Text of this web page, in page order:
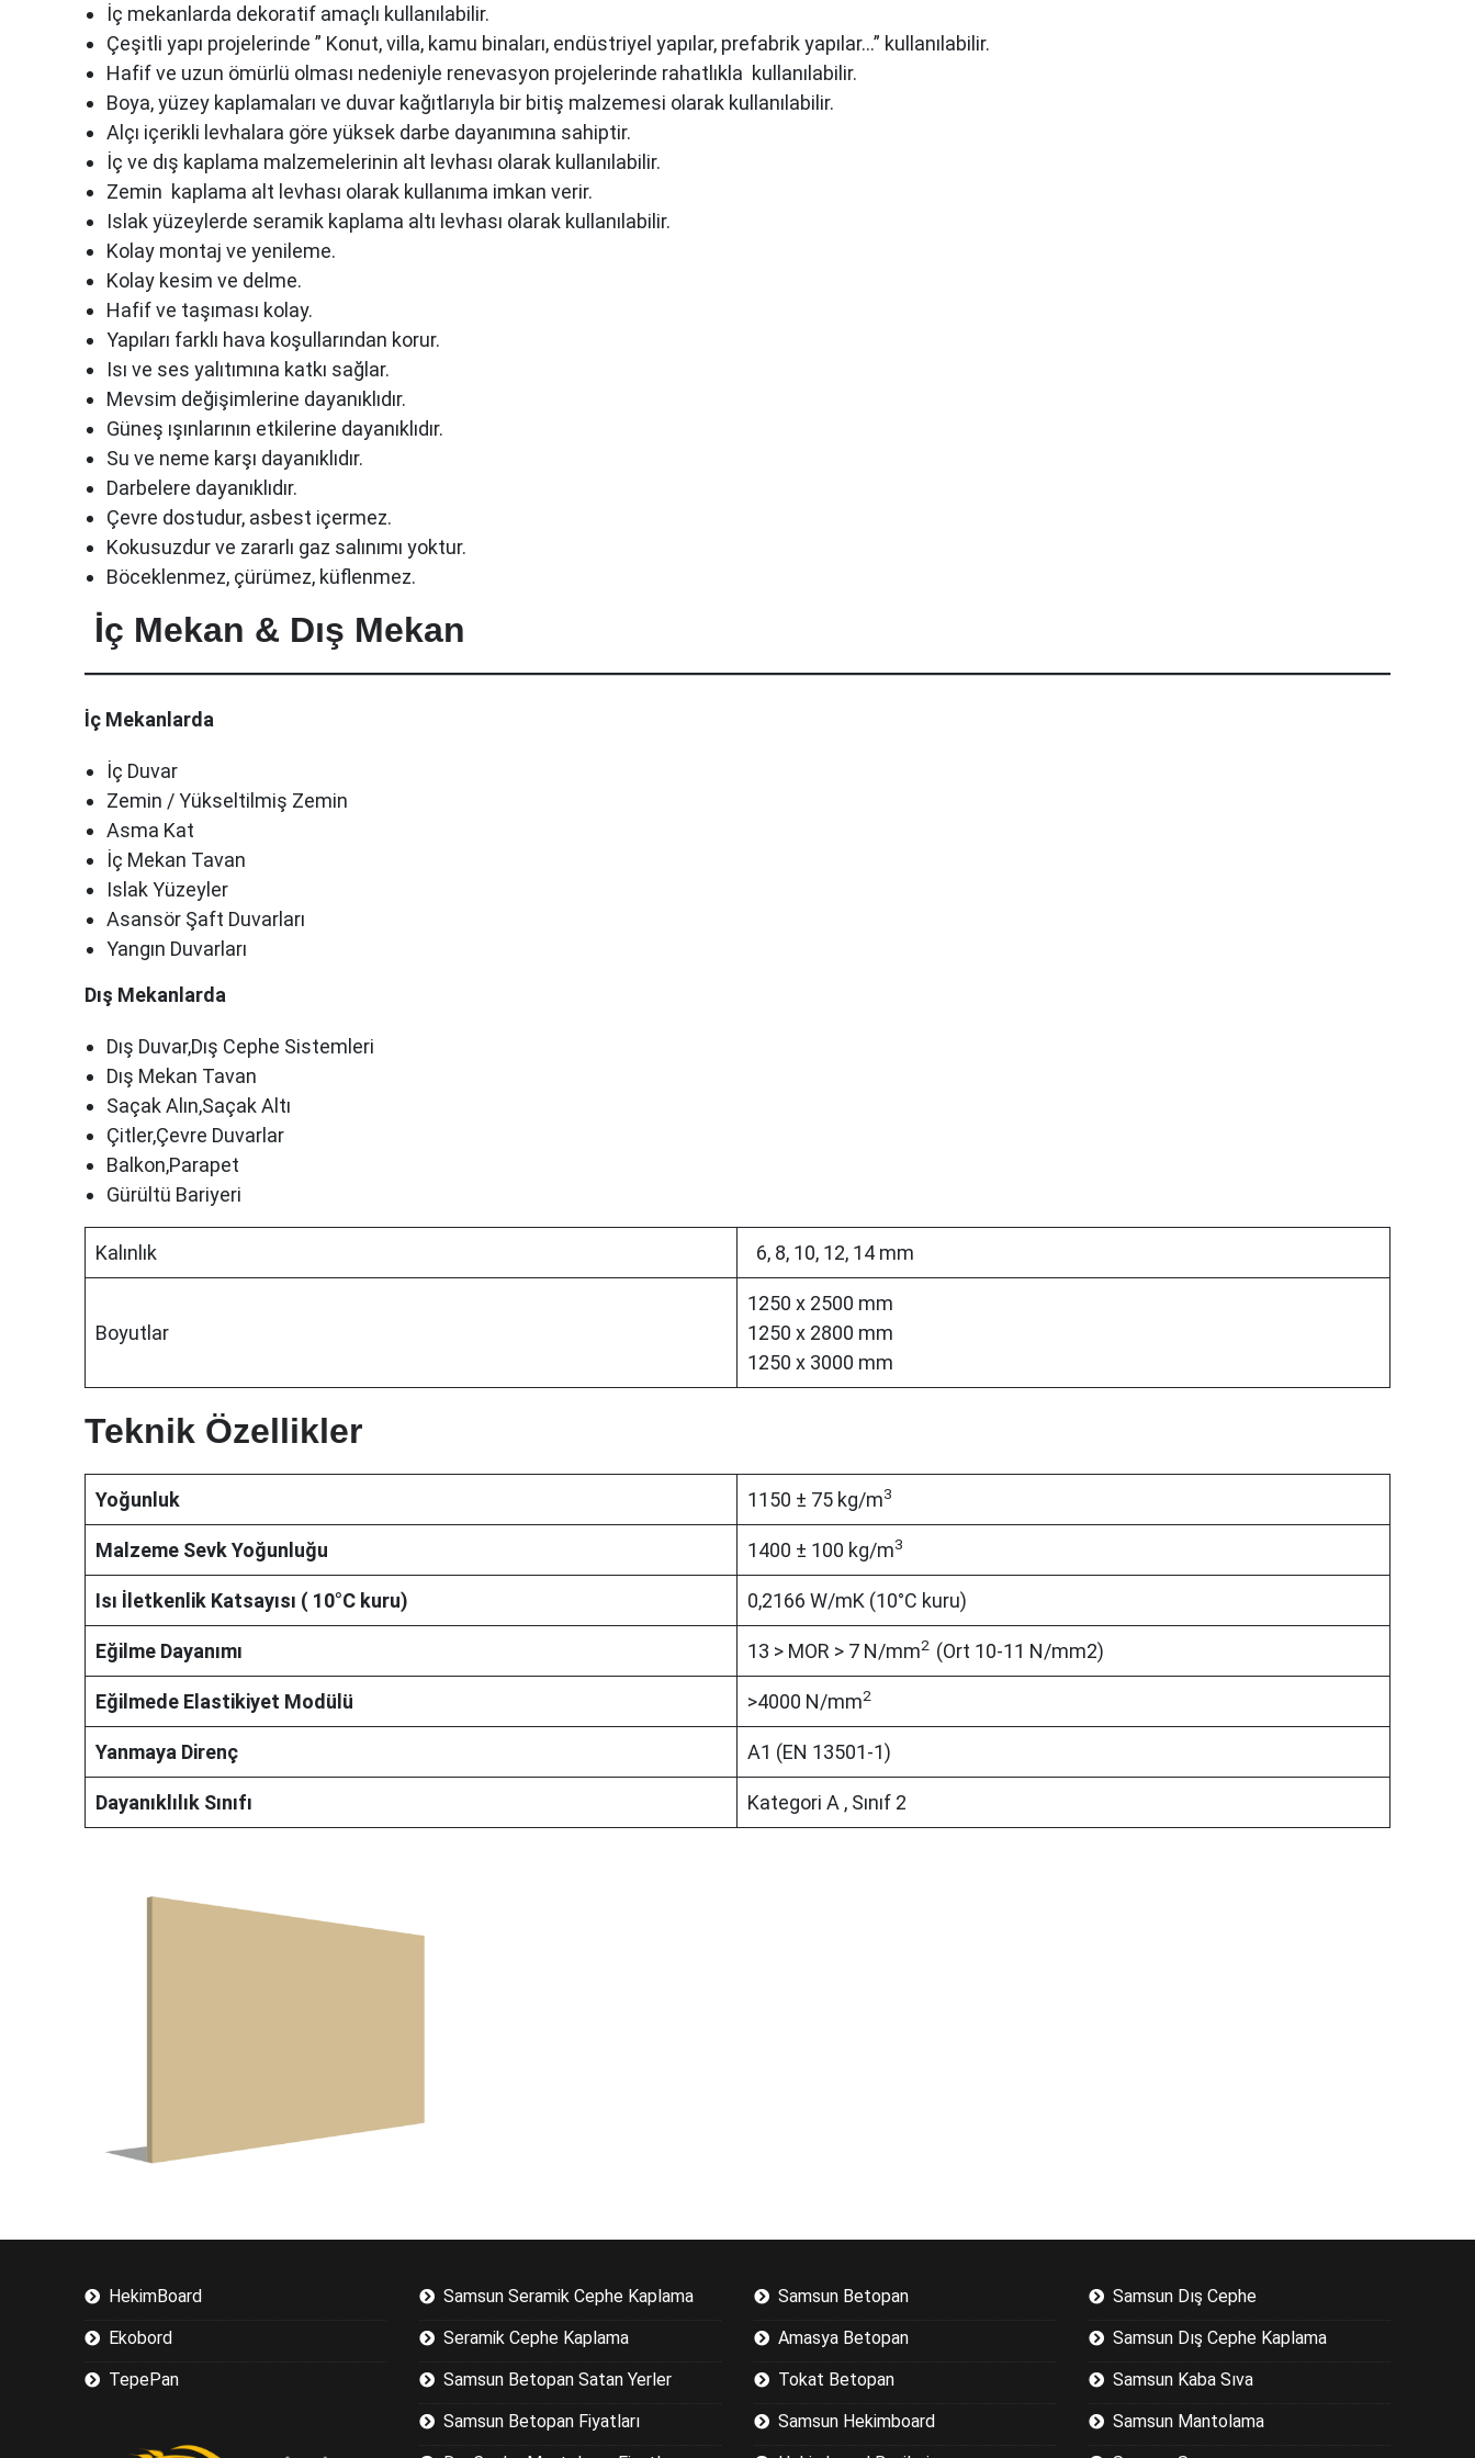
İç mekanlarda dekoratif amaçlı kullanılabilir.
Çeşitli yapı projelerinde ” Konut, villa, kamu binaları, endüstriyel yapılar, prefabrik yapılar…” kullanılabilir.
Hafif ve uzun ömürlü olması nedeniyle renevasyon projelerinde rahatlıkla kullanılabilir.
Boya, yüzey kaplamaları ve duvar kağıtlarıyla bir bitiş malzemesi olarak kullanılabilir.
Alçı içerikli levhalara göre yüksek darbe dayanımına sahiptir.
İç ve dış kaplama malzemelerinin alt levhası olarak kullanılabilir.
Zemin kaplama alt levhası olarak kullanıma imkan verir.
Islak yüzeylerde seramik kaplama altı levhası olarak kullanılabilir.
Kolay montaj ve yenileme.
Kolay kesim ve delme.
Hafif ve taşıması kolay.
Yapıları farklı hava koşullarından korur.
Isı ve ses yalıtımına katkı sağlar.
Mevsim değişimlerine dayanıklıdır.
Güneş ışınlarının etkilerine dayanıklıdır.
Su ve neme karşı dayanıklıdır.
Darbelere dayanıklıdır.
Çevre dostudur, asbest içermez.
Kokusuzdur ve zararlı gaz salınımı yoktur.
Böceklenmez, çürümez, küflenmez.
İç Mekan & Dış Mekan
İç Mekanlarda
İç Duvar
Zemin / Yükseltilmiş Zemin
Asma Kat
İç Mekan Tavan
Islak Yüzeyler
Asansör Şaft Duvarları
Yangın Duvarları
Dış Mekanlarda
Dış Duvar,Dış Cephe Sistemleri
Dış Mekan Tavan
Saçak Alın,Saçak Altı
Çitler,Çevre Duvarlar
Balkon,Parapet
Gürültü Bariyeri
Kalınlık 6, 8, 10, 12, 14 mm
Boyutlar
1250 x 2500 mm
1250 x 2800 mm
1250 x 3000 mm
Teknik Özellikler
Yoğunluk 1150 ± 75 kg/m3
Malzeme Sevk Yoğunluğu 1400 ± 100 kg/m3
Isı İletkenlik Katsayısı ( 10°C kuru) 0,2166 W/mK (10°C kuru)
Eğilme Dayanımı 13 > MOR > 7 N/mm2 (Ort 10-11 N/mm2)
Eğilmede Elastikiyet Modülü >4000 N/mm2
Yanmaya Direnç A1 (EN 13501-1)
Dayanıklılık Sınıfı Kategori A , Sınıf 2
HekimBoard
Ekobord
TepePan
Samsun Seramik Cephe Kaplama
Seramik Cephe Kaplama
Samsun Betopan Satan Yerler
Samsun Betopan Fiyatları
Samsun Betopan
Amasya Betopan
Tokat Betopan
Samsun Hekimboard
Samsun Dış Cephe
Samsun Dış Cephe Kaplama
Samsun Kaba Sıva
Samsun Mantolama